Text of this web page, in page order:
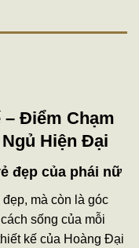
– Điểm Chạm
Hiện Đại
đẹp của phái nữ
mà còn là góc
sống của mỗi
kế của Hoàng Đại